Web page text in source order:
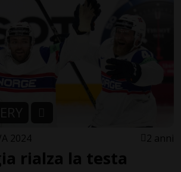
2024 2 anni
rialza la testa